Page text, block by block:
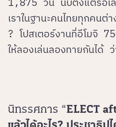
เราในฐานะคนไทยทุกคนต่า
? โปสเตอร์งานที่อีโมจิ
ให้ลองเล่นลองทายกันได้
นิทรรศการ “ELECT